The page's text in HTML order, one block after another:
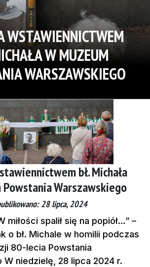
WSTAWIENNICTWEM
W MUZEUM
WARSZAWSKIEGO
bł. Michała
Powstania Warszawskiego
28 lipca, 2024
miłości spalił się na popiół…” –
o bł. Michale w homilii podczas
80-lecia Powstania
W niedzielę, 28 lipca 2024 r.